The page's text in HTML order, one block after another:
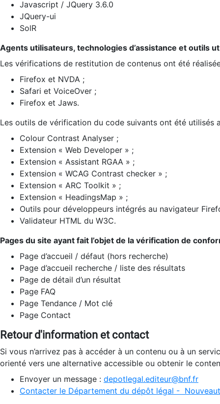
Javascript / JQuery 3.6.0
JQuery-ui
SolR
Agents utilisateurs, technologies d’assistance et outils
Les vérifications de restitution de contenus ont été
Firefox et NVDA ;
Safari et VoiceOver ;
Firefox et Jaws.
Les outils de vérification du code suivants ont été utilisés
Colour Contrast Analyser ;
Extension « Web Developer » ;
Extension « Assistant RGAA » ;
Extension « WCAG Contrast checker » ;
Extension « ARC Toolkit » ;
Extension « HeadingsMap » ;
Outils pour développeurs intégrés au navigateur
Validateur HTML du W3C.
Pages du site ayant fait l’objet de la vérification de
Page d’accueil / défaut (hors recherche)
Page d’accueil recherche / liste des résultats
Page de détail d’un résultat
Page FAQ
Page Tendance / Mot clé
Page Contact
Retour d'information et contact
Si vous n’arrivez pas à accéder à un contenu ou à un
orienté vers une alternative accessible ou obtenir le
Envoyer un message : depotlegal.editeur@bnf.fr
Contacter le Département du dépôt légal -